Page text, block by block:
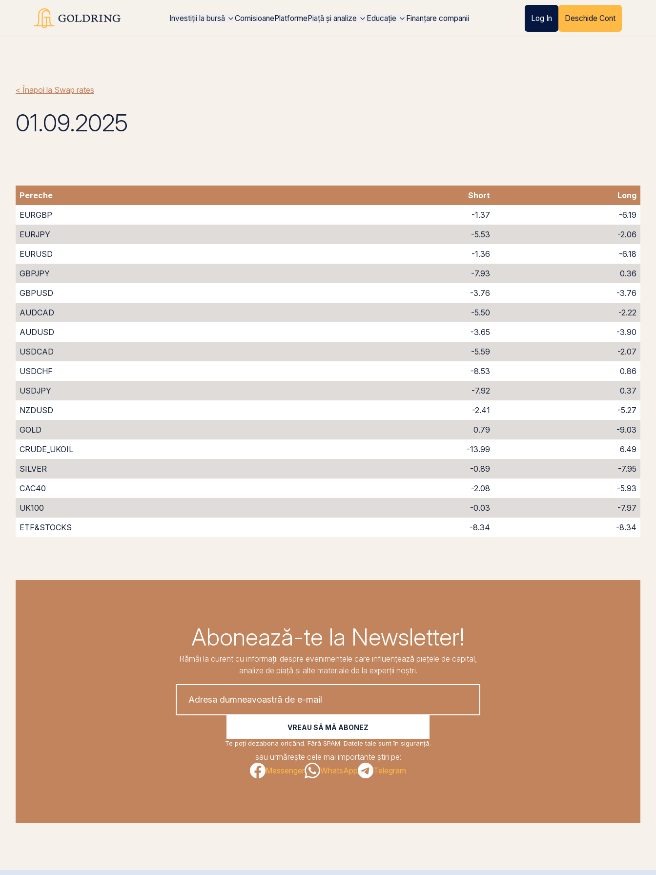
Investiții la bursă ComisioanePlatformePiață și analize Educație Finanțare companii Log In Deschide Cont
< Înapoi la Swap rates
01.09.2025
Pereche Short
Long
EURGBP
-1.37
-6.19
EURJPY
-5.53
-2.06
EURUSD
-1.36
-6.18
GBPJPY
-7.93
0.36
GBPUSD
-3.76
-3.76
AUDCAD
-5.50
-2.22
AUDUSD
-3.65
-3.90
USDCAD
-5.59
-2.07
USDCHF
-8.53
0.86
USDJPY
-7.92
0.37
NZDUSD
-2.41
-5.27
GOLD
0.79
-9.03
CRUDE_UKOIL
-13.99
6.49
SILVER
-0.89
-7.95
CAC40
-2.08
-5.93
UK100
-0.03
-7.97
ETF&STOCKS
-8.34 -8.34
Abonează-te la Newsletter!
Rămâi la curent cu informații despre evenimentele care influențează piețele de capital,
analize de piață și alte materiale de la experții noștri.
VREAU SĂ MĂ ABONEZ
Te poți dezabona oricând. Fără SPAM. Datele tale sunt în siguranță.
sau urmărește cele mai importante știri pe:
Messenger
WhatsApp Telegram